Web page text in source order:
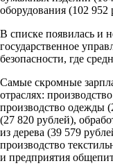
оборудования (102 952
В списке появилась и
государственное
безопасности, где
Самые скромные
отраслях:
производство одежды
(27 820 рублей),
из дерева (39 579
производство
и предприятия